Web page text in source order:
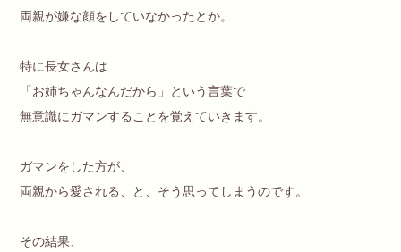
両親が嫌な顔をしていなかったとか。
特に長女さんは
「お姉ちゃんなんだから」という言葉で
無意識にガマンすることを覚えていきます。
ガマンをした方が、
両親から愛される、と、そう思ってしまうのです。
その結果、